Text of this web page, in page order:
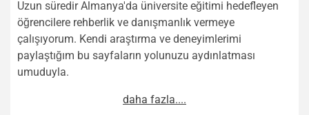
Uzun süredir Almanya'da üniversite eğitimi hedefleyen
öğrencilere rehberlik ve danışmanlık vermeye
çalışıyorum. Kendi araştırma ve deneyimlerimi
paylaştığım bu sayfaların yolunuzu aydınlatması
umuduyla.
daha fazla....